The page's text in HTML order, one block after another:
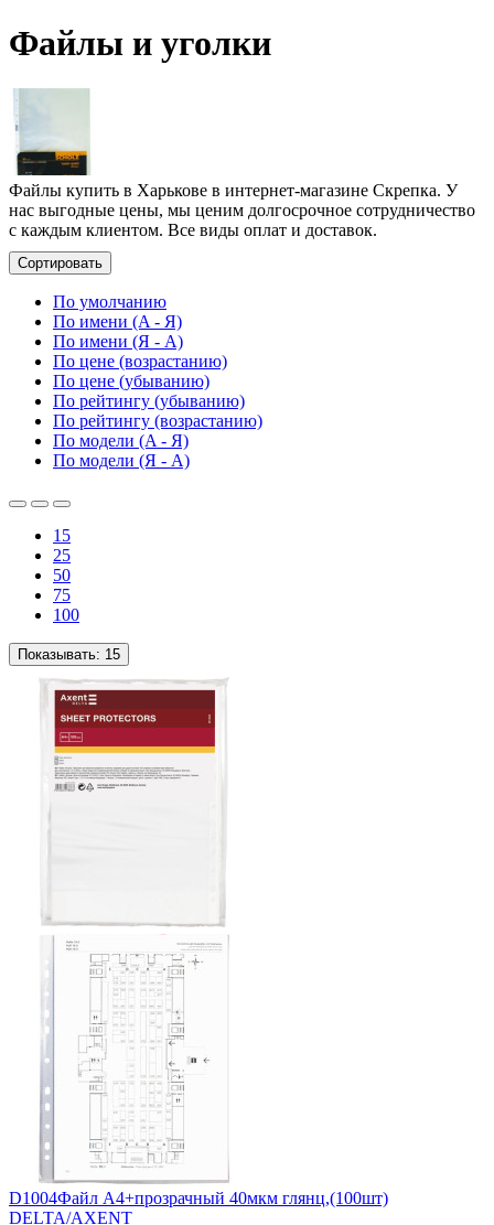
Файлы и уголки
Файлы купить в Харькове в интернет-магазине Скрепка. У
нас выгодные цены, мы ценим долгосрочное сотрудничество
с каждым клиентом. Все виды оплат и доставок.
Сортировать
По умолчанию
По имени (A - Я)
По имени (Я - A)
По цене (возрастанию)
По цене (убыванию)
По рейтингу (убыванию)
По рейтингу (возрастанию)
По модели (A - Я)
По модели (Я - A)
15
25
50
75
100
Показывать: 15
D1004Файл А4+прозрачный 40мкм глянц,(100шт)
DELTA/AXENT